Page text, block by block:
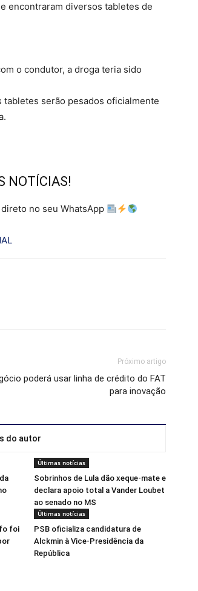
encontraram diversos tabletes de
o condutor, a droga teria sido
tabletes serão pesados oficialmente
NOTÍCIAS!
no seu WhatsApp
Próximo artigo
poderá usar linha de crédito do FAT
para inovação
do autor
Últimas notícias
Sobrinhos de Lula dão xeque-mate e
declara apoio total a Vander Loubet
ao senado no MS
foi
Últimas notícias
PSB oficializa candidatura de
Alckmin à Vice-Presidência da
República